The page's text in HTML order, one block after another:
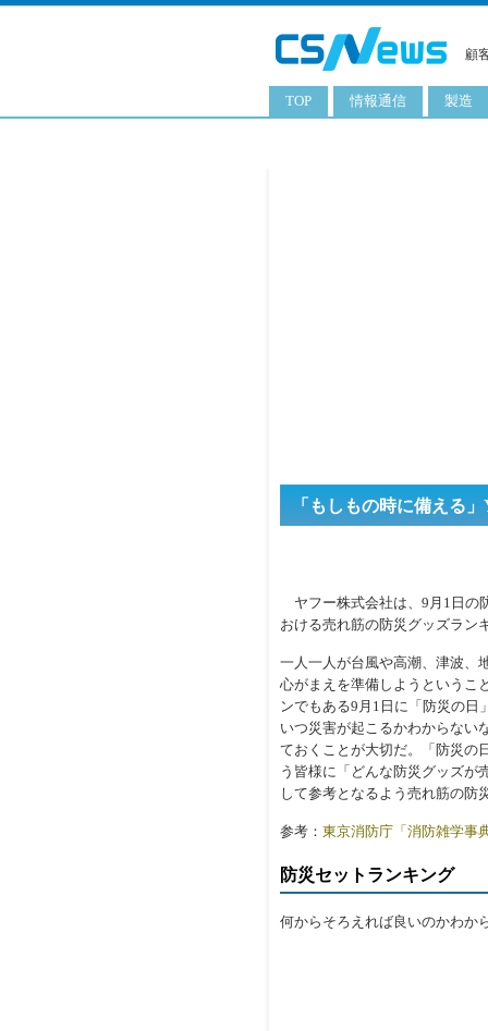
顧
TOP 情報通信 製造
「もしもの時に備える
ヤフー株式会社は、9月1日の
おける売れ筋の防災グッズラン
一人一人が台風や高潮、津波、
心がまえを準備しようというこ
ンでもある9月1日に「防災の日
いつ災害が起こるかわからない
ておくことが大切だ。「防災の
う皆様に「どんな防災グッズが
して参考となるよう売れ筋の防
参考： 東京消防庁「消防雑学事
防災セットランキング
何からそろえれば良いのかわか